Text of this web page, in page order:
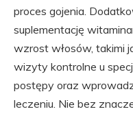
proces gojenia.
suplementację
wzrost włosów, takimi
wizyty kontrolne u
postępy oraz
leczeniu. Nie bez